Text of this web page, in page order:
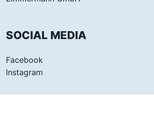
SOCIAL MEDIA
Facebook
Instagram